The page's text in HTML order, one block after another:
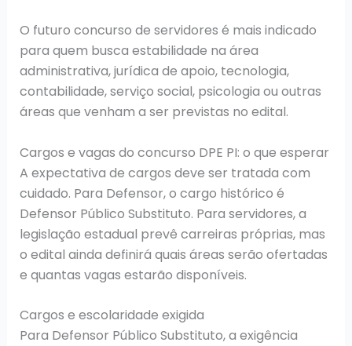
O futuro concurso de servidores é mais indicado
para quem busca estabilidade na área
administrativa, jurídica de apoio, tecnologia,
contabilidade, serviço social, psicologia ou outras
áreas que venham a ser previstas no edital.
Cargos e vagas do concurso DPE PI: o que esperar
A expectativa de cargos deve ser tratada com
cuidado. Para Defensor, o cargo histórico é
Defensor Público Substituto. Para servidores, a
legislação estadual prevê carreiras próprias, mas
o edital ainda definirá quais áreas serão ofertadas
e quantas vagas estarão disponíveis.
Cargos e escolaridade exigida
Para Defensor Público Substituto, a exigência